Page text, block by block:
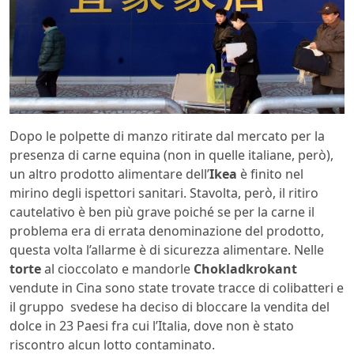
Dopo le polpette di manzo ritirate dal mercato per la
presenza di carne equina (non in quelle italiane, però),
un altro prodotto alimentare dell’Ikea è finito nel
mirino degli ispettori sanitari. Stavolta, però, il ritiro
cautelativo è ben più grave poiché se per la carne il
problema era di errata denominazione del prodotto,
questa volta l’allarme è di sicurezza alimentare. Nelle
torteal cioccolato e mandorle Chokladkrokant
vendute in Cina sono state trovate tracce di colibatteri e
il gruppo svedese ha deciso di bloccare la vendita del
dolce in 23 Paesi fra cui l’Italia, dove non è stato
riscontro alcun lotto contaminato.